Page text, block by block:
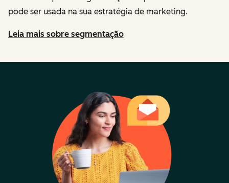
pode ser usada na sua estratégia de marketing.
Leia mais sobre segmentação